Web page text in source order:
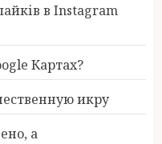
в Instagram
Картах?
икру
а